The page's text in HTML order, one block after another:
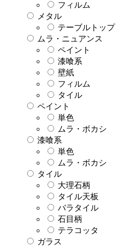
フィルム
メタル
テーブルトップ
ムラ・ニュアンス
ペイント
漆喰系
壁紙
フィルム
タイル
ペイント
単色
ムラ・ボカシ
漆喰系
単色
ムラ・ボカシ
タイル
大理石柄
タイル天板
バラタイル
石目柄
テラコッタ
ガラス